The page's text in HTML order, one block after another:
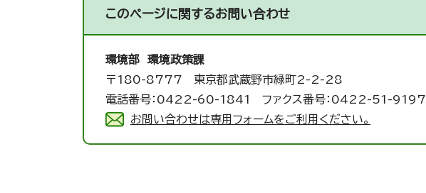
このページに関するお問い合わせ
環境部 環境政策課
〒180-8777 東京都武蔵野市緑町2-2-28
電話番号：0422-60-1841 ファクス番号：0422-51-9197
お問い合わせは専用フォームをご利用ください。